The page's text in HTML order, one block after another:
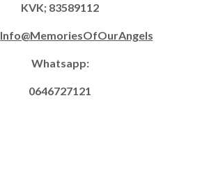
KVK; 83589112
Info@MemoriesOfOurAngels
Whatsapp:
0646727121